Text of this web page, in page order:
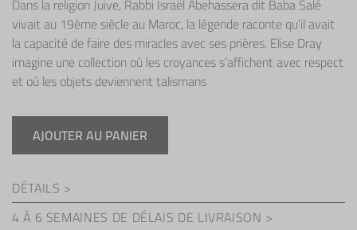
initial
était :
£3
500.00.
actuel
est :
£3
500.00.
vivait au 19ème siècle au Maroc, la légende raconte qu’il avait
la capacité de faire des miracles avec ses prières. Elise Dray
imagine une collection où les croyances s’affichent avec respect
et où les objets deviennent talismans
quantité
de
Pendentif
Baba
pavé
AJOUTER AU PANIER
DÉTAILS >
4 À 6 SEMAINES DE DÉLAIS DE LIVRAISON >